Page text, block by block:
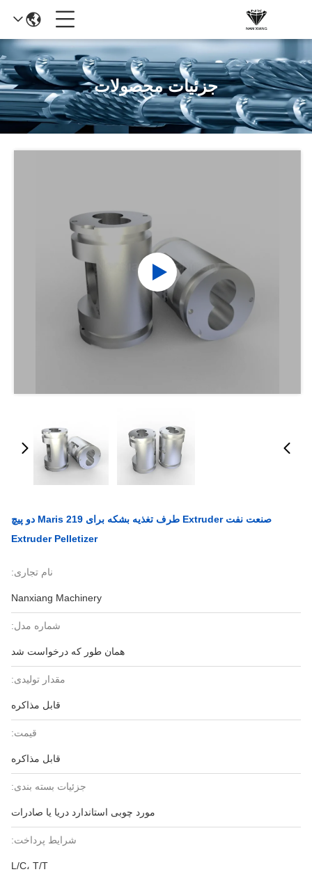
جزئیات محصولات
صنعت نفت Extruder طرف تغذیه بشکه برای Maris 219 دو پیچ
Extruder Pelletizer
نام تجاری:
Nanxiang Machinery
شماره مدل:
همان طور که درخواست شد
مقدار تولیدی:
قابل مذاکره
قیمت:
قابل مذاکره
جزئیات بسته بندی:
مورد چوبی استاندارد دریا یا صادرات
شرایط پرداخت:
L/C، T/T